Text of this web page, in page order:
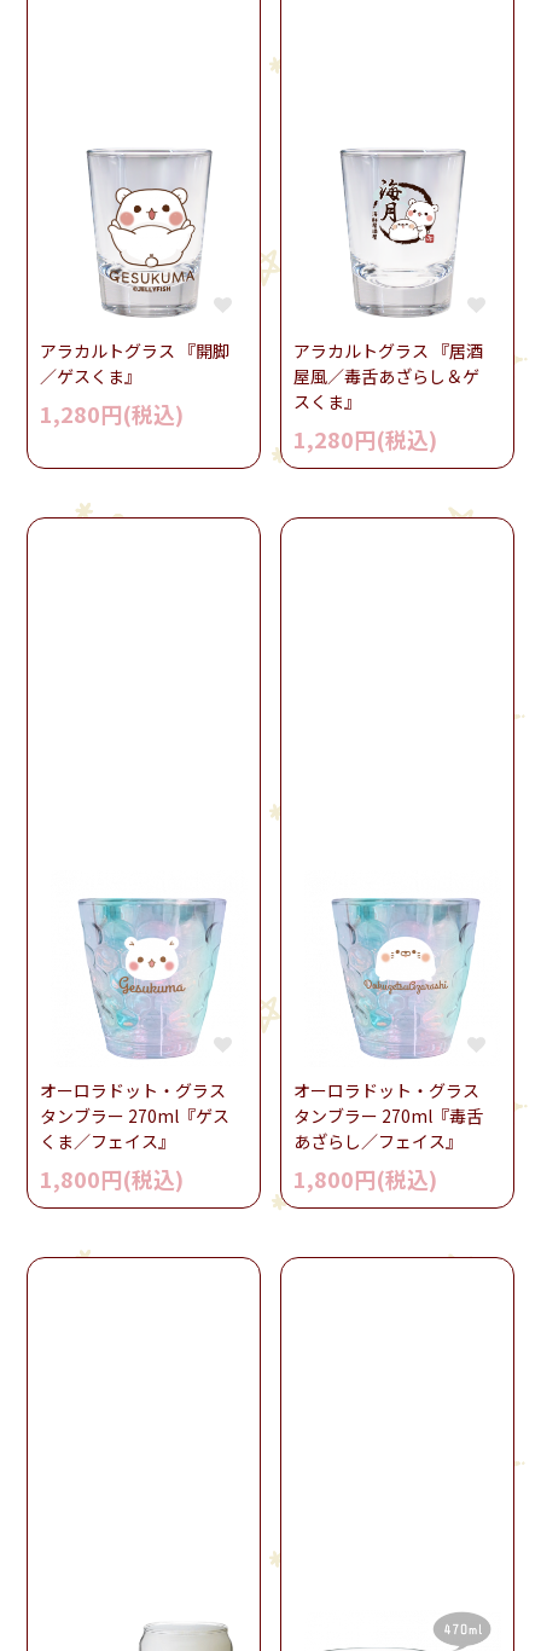
アラカルトグラス 『開脚
／ゲスくま』
1,280円(税込)
アラカルトグラス 『居酒
屋風／毒舌あざらし＆ゲ
スくま』
1,280円(税込)
オーロラドット・グラス
タンブラー 270ml『ゲス
くま／フェイス』
1,800円(税込)
オーロラドット・グラス
タンブラー 270ml『毒舌
あざらし／フェイス』
1,800円(税込)